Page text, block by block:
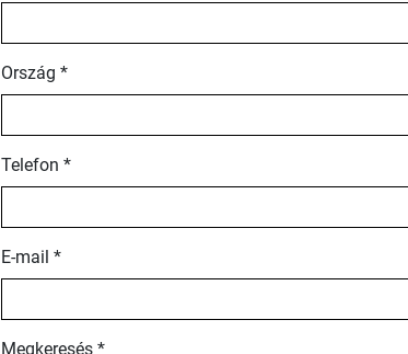
Ország *
Telefon *
E-mail *
Megkeresés *